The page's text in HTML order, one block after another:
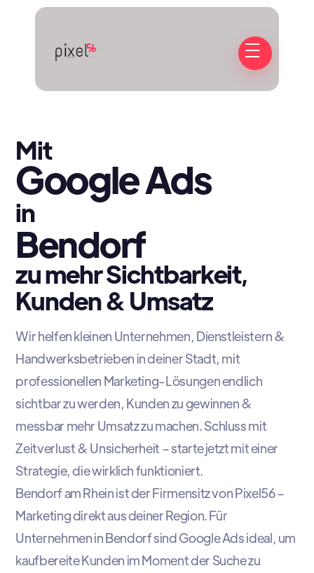
Mit
Google Ads
in
Bendorf
zu mehr Sichtbarkeit,
Kunden & Umsatz
Wir helfen kleinen Unternehmen, Dienstleistern &
Handwerksbetrieben in deiner Stadt, mit
professionellen Marketing-Lösungen endlich
sichtbar zu werden, Kunden zu gewinnen &
messbar mehr Umsatz zu machen. Schluss mit
Zeitverlust & Unsicherheit – starte jetzt mit einer
Strategie, die wirklich funktioniert.
Bendorf am Rhein ist der Firmensitz von Pixel56 –
Marketing direkt aus deiner Region. Für
Unternehmen in Bendorf sind Google Ads ideal, um
kaufbereite Kunden im Moment der Suche zu